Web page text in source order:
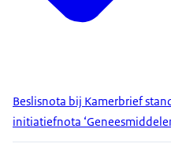
Beslisnota bij Kamerbrief
initiatiefnota